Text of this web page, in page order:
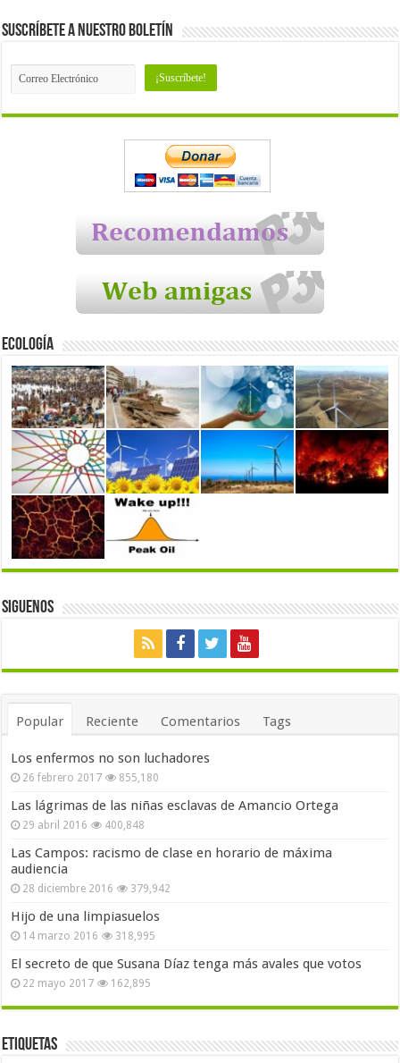
Suscríbete a nuestro Boletín
Ecología
Siguenos
Popular Reciente Comentarios Tags
Los enfermos no son luchadores
26 febrero 2017 855,180
Las lágrimas de las niñas esclavas de Amancio Ortega
29 abril 2016 400,848
Las Campos: racismo de clase en horario de máxima
audiencia
28 diciembre 2016 379,942
Hijo de una limpiasuelos
14 marzo 2016 318,995
El secreto de que Susana Díaz tenga más avales que votos
22 mayo 2017 162,895
Etiquetas